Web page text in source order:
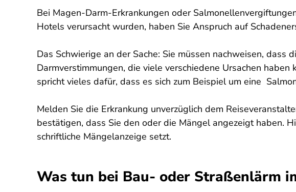
Bei Magen-Darm-Erkrankungen oder
Hotels verursacht wurden, haben Sie Anspruch auf
Das Schwierige an der Sache: Sie müssen nachweisen,
Darmverstimmungen, die viele verschiedene Ursachen
spricht vieles dafür, dass es sich zum Beispiel um eine
Melden Sie die Erkrankung unverzüglich dem
bestätigen, dass Sie den oder die Mängel angezeigt haben.
schriftliche Mängelanzeige setzt.
Was tun bei Bau- oder Straßenlärm